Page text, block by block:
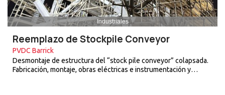
Industriales
Reemplazo de Stockpile Conveyor
PVDC Barrick
Desmontaje de estructura del “stock pile conveyor” colapsada.
Fabricación, montaje, obras eléctricas e instrumentación y…